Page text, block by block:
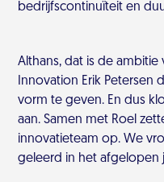
bedrijfscontinuïteit en
Althans, dat is de
Innovation Erik
vorm te geven. En dus
aan. Samen met Roel
innovatieteam op. We
geleerd in het afgelopen